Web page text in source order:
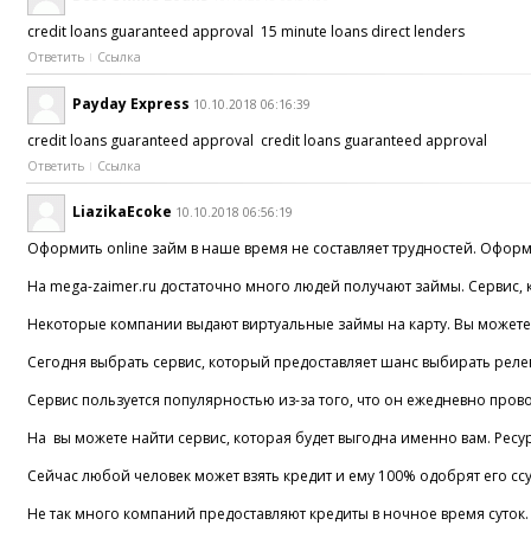
credit loans guaranteed approval 15 minute loans direct lenders
Ответить Ссылка
Payday Express 10.10.2018 06:16:39
credit loans guaranteed approval credit loans guaranteed approval
Ответить Ссылка
LiazikaEcoke 10.10.2018 06:56:19
Оформить online займ в наше время не составляет трудностей.
На mega-zaimer.ru достаточно много людей получают займы.
Некоторые компании выдают виртуальные займы на карту. Вы
Сегодня выбрать сервис, который предоставляет шанс выбирать
Сервис пользуется популярностью из-за того, что он ежедневно
На вы можете найти сервис, которая будет выгодна именно вам.
Сейчас любой человек может взять кредит и ему 100% одобрят его
Не так много компаний предоставляют кредиты в ночное время